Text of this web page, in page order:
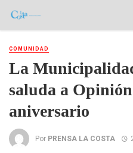
COMUNIDAD
La
saluda a
aniversario
Por PRENSA LA COSTA